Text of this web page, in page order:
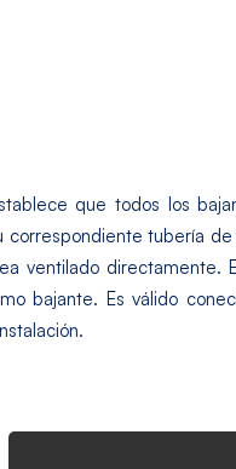
que todos los
tubería
ventilado directamente.
bajante. Es válido